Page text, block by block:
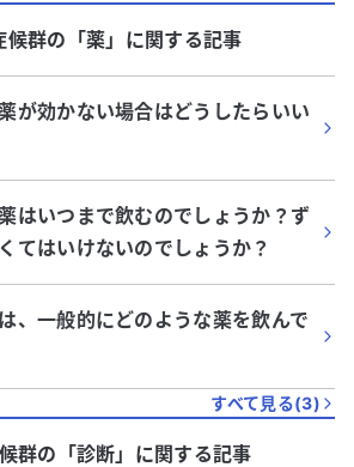
候群の「薬」に関する記事
が効かない場合はどうしたらいい
はいつまで飲むのでしょうか？ず
てはいけないのでしょうか？
、一般的にどのような薬を飲んで
すべて見る(3)
群の「診断」に関する記事